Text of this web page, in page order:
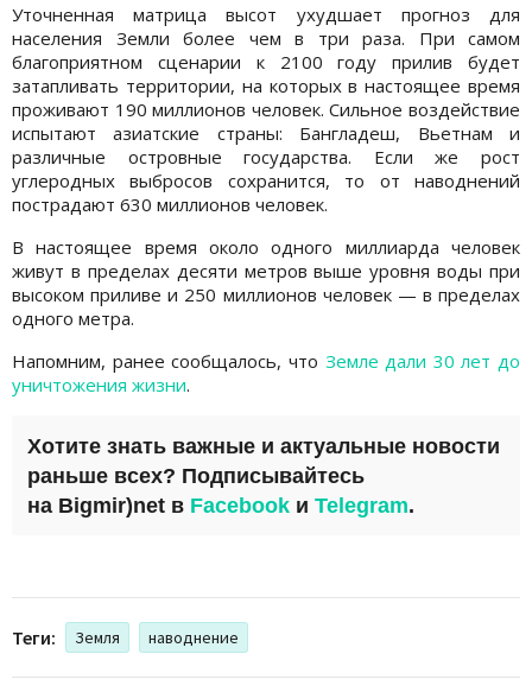
Уточненная матрица высот ухудшает прогноз для
населения Земли более чем в три раза. При самом
благоприятном сценарии к 2100 году прилив будет
затапливать территории, на которых в настоящее время
проживают 190 миллионов человек. Сильное воздействие
испытают азиатские страны: Бангладеш, Вьетнам и
различные островные государства. Если же рост
углеродных выбросов сохранится, то от наводнений
пострадают 630 миллионов человек.
В настоящее время около одного миллиарда человек
живут в пределах десяти метров выше уровня воды при
высоком приливе и 250 миллионов человек — в пределах
одного метра.
Напомним, ранее сообщалось, что Земле дали 30 лет до
уничтожения жизни.
Хотите знать важные и актуальные новости
раньше всех? Подписывайтесь
на Bigmir)net в Facebook и Telegram.
Теги: Земля наводнение